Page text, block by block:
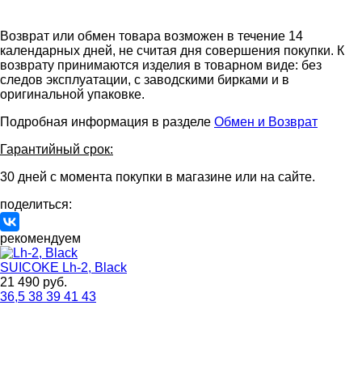
Возврат или обмен товара возможен в течение 14
календарных дней, не считая дня совершения покупки. К
возврату принимаются изделия в товарном виде: без
следов эксплуатации, с заводскими бирками и в
оригинальной упаковке.
Подробная информация в разделе Обмен и Возврат
Гарантийный срок:
30 дней с момента покупки в магазине или на сайте.
поделиться:
рекомендуем
SUICOKE Lh-2, Black
21 490 руб.
36,5 38 39 41 43